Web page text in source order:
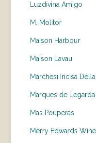
Luzdivina Amigo
M. Molitor
Maison Harbour
Maison Lavau
Marchesi Incisa
Marques de Legarda
Mas Pouperas
Merry Edwards